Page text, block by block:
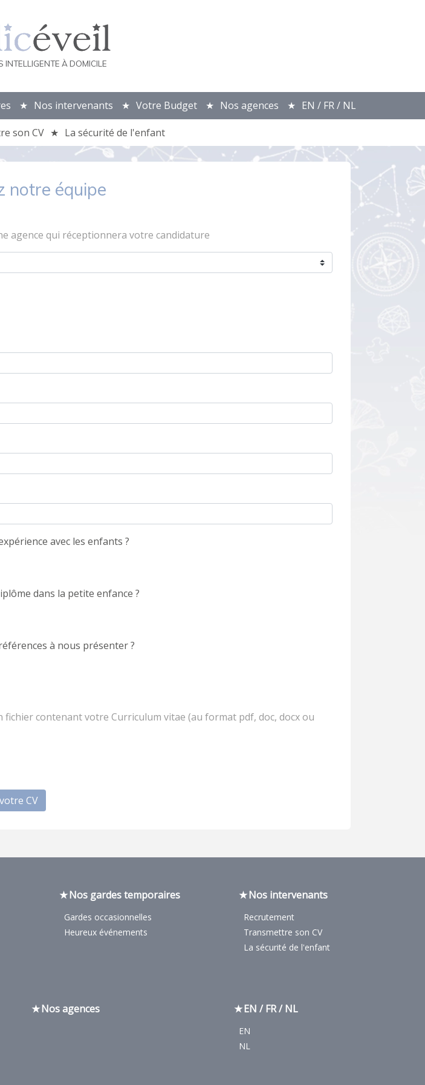
INTELLIGENTE À DOMICILE
Nos intervenants
son CV La sécurité de l'enfant
Votre Budget Nos agences EN / FR / NL
notre équipe
agence qui réceptionnera votre candidature
avec les enfants ?
dans la petite enfance ?
à nous présenter ?
fichier contenant votre Curriculum vitae (au format pdf, doc, docx ou
CV
Nos gardes temporaires
Gardes occasionnelles
Heureux événements
Nos intervenants
Recrutement
Transmettre son CV
La sécurité de l'enfant
Nos agences EN / FR / NL
EN
NL